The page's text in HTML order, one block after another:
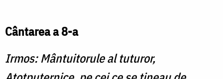
Cântarea a 8-a
Irmos: Mântuitorule al tuturor,